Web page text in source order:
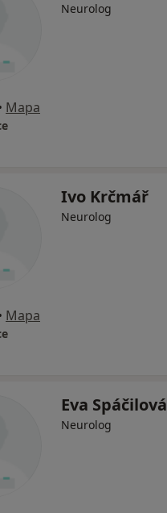
Neurolog
Mapa
Ivo Krčmář
Neurolog
Mapa
Eva Spáčilová
Neurolog